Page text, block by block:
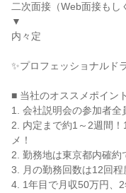
二次面接（Web面接もし
▼
内々定
✨プロフェッショナルド
■ 当社のオススメポイント
1. 会社説明会の参加者全
2. 内定まで約1～2週間
メ！
2. 勤務地は東京都内確約
3. 月の勤務回数は12回程
4. 1年目で月収50万円、